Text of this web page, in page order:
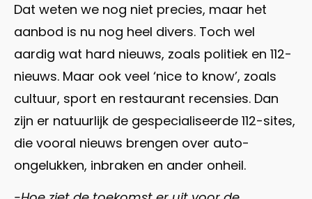
Dat weten we nog niet precies, maar het
aanbod is nu nog heel divers. Toch wel
aardig wat hard nieuws, zoals politiek en 112-
nieuws. Maar ook veel ‘nice to know’, zoals
cultuur, sport en restaurant recensies. Dan
zijn er natuurlijk de gespecialiseerde 112-sites,
die vooral nieuws brengen over auto-
ongelukken, inbraken en ander onheil.